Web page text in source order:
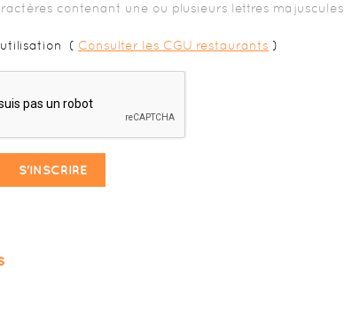
contenant une ou plusieurs lettres majuscules
( Consulter les CGU restaurants )
S'INSCRIRE